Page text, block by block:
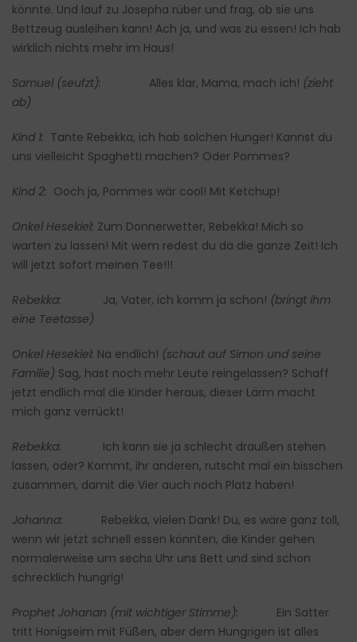
könnte. Und lauf zu Josepha rüber und frag, ob sie uns
Bettzeug ausleihen kann! Ach ja, und was zu essen! Ich hab
wirklich nichts mehr im Haus!
Samuel (seufzt): Alles klar, Mama, mach ich! (zieht
ab)
Kind 1: Tante Rebekka, ich hab solchen Hunger! Kannst du
uns vielleicht Spaghetti machen? Oder Pommes?
Kind 2: Ooch ja, Pommes wär cool! Mit Ketchup!
Onkel Hesekiel: Zum Donnerwetter, Rebekka! Mich so
warten zu lassen! Mit wem redest du da die ganze Zeit! Ich
will jetzt sofort meinen Tee!!!
Rebekka: Ja, Vater, ich komm ja schon! (bringt ihm
eine Teetasse)
Onkel Hesekiel: Na endlich! (schaut auf Simon und seine
Familie) Sag, hast noch mehr Leute reingelassen? Schaff
jetzt endlich mal die Kinder heraus, dieser Lärm macht
mich ganz verrückt!
Rebekka: Ich kann sie ja schlecht draußen stehen
lassen, oder? Kommt, ihr anderen, rutscht mal ein bisschen
zusammen, damit die Vier auch noch Platz haben!
Johanna: Rebekka, vielen Dank! Du, es wäre ganz toll,
wenn wir jetzt schnell essen könnten, die Kinder gehen
normalerweise um sechs Uhr uns Bett und sind schon
schrecklich hungrig!
Prophet Johanan (mit wichtiger Stimme): Ein Satter
tritt Honigseim mit Füßen, aber dem Hungrigen ist alles